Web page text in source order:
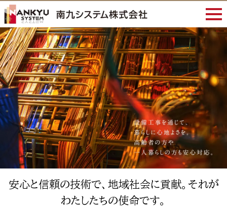
安心と信頼の技術で、地域社会に貢献。それが
わたしたちの使命です。